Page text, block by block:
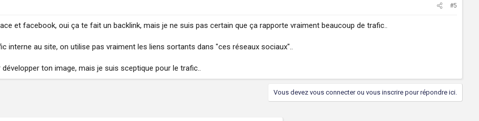
#5
et facebook, oui ça te fait un backlink, mais je ne suis pas certain que ça rapporte vraiment beaucoup de trafic..
interne au site, on utilise pas vraiment les liens sortants dans "ces réseaux sociaux"..
ton image, mais je suis sceptique pour le trafic..
Vous devez vous connecter ou vous inscrire pour répondre ici.